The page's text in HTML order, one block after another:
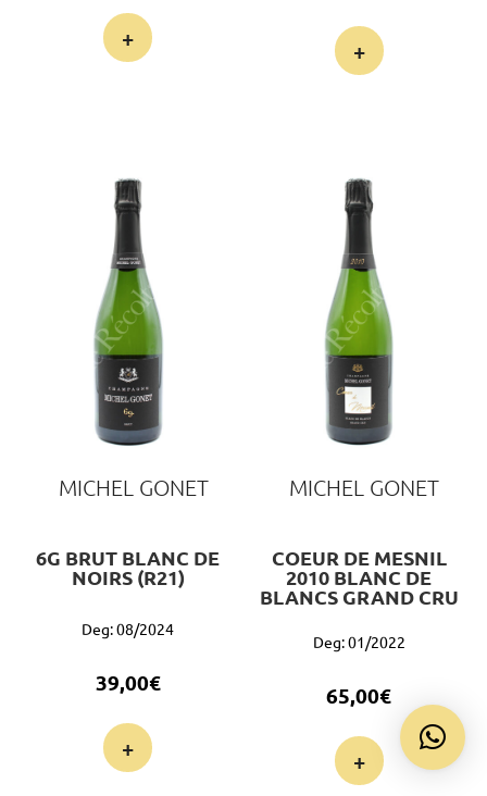
+ +
MICHEL GONET
6G BRUT BLANC DE
NOIRS (R21)
Deg: 08/2024
39,00€
+
MICHEL GONET
COEUR DE MESNIL
2010 BLANC DE
BLANCS GRAND CRU
Deg: 01/2022
65,00€
+